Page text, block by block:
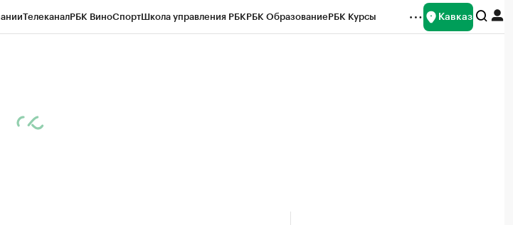
ТелеканалРБК ВиноСпортШкола управления РБКРБК ОбразованиеРБК Курсы Кавказ